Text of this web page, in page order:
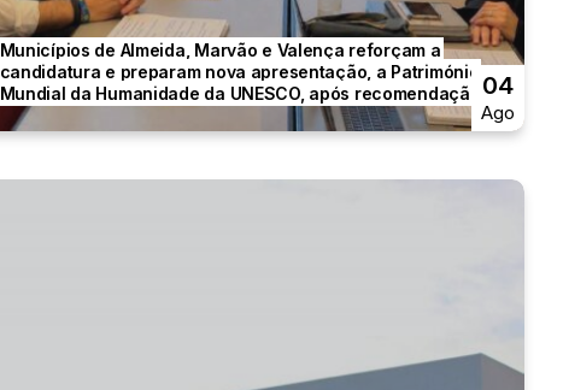
Municípios de Almeida, Marvão e Valença reforçam a
candidatura e preparam nova apresentação, a Património
Mundial da Humanidade da UNESCO, após recomendação...04
Ago